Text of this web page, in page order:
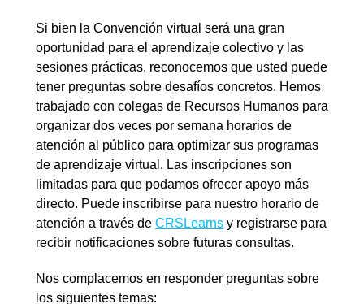
Si bien la Convención virtual será una gran
oportunidad para el aprendizaje colectivo y las
sesiones prácticas, reconocemos que usted puede
tener preguntas sobre desafíos concretos. Hemos
trabajado con colegas de Recursos Humanos para
organizar dos veces por semana horarios de
atención al público para optimizar sus programas
de aprendizaje virtual. Las inscripciones son
limitadas para que podamos ofrecer apoyo más
directo. Puede inscribirse para nuestro horario de
atención a través de CRSLearns y registrarse para
recibir notificaciones sobre futuras consultas.
Nos complacemos en responder preguntas sobre
los siguientes temas: